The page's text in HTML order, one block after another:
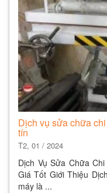
Dịch vụ sửa chữa
tín
T2, 01 / 2024
Dịch Vụ Sửa Chữa
Giá Tốt Giới Thiệu
máy là ...